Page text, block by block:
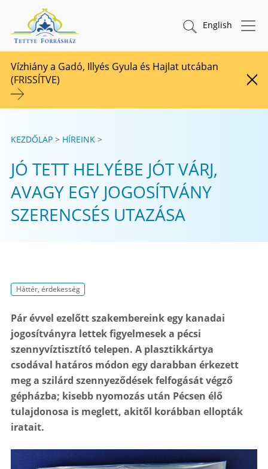
Tovább a tartalomhoz
TETTYE FORRÁSHÁZ Zrt. Keresés indítása
English
Vízhiány a Gadó, Illyés Gyula és Hajlat utcában
(FRISSÍTVE)
KEZDŐLAP HÍREINK
JÓ TETT HELYÉBE JÓT VÁRJ,
AVAGY EGY JOGOSÍTVÁNY
SZERENCSÉS UTAZÁSA
Háttér, érdekesség
Pár évvel ezelőtt szakembereink egy kanadai
jogosítványra lettek figyelmesek a pécsi
szennyvíztisztító telepen. A plasztikkártya
csodával határos módon egy darabban érkezett
meg a szilárd szennyeződések felfogását végző
gépházba; kisebb nyomozás után Pécsen élő
tulajdonosa is meglett, akitől korábban ellopták
iratait.